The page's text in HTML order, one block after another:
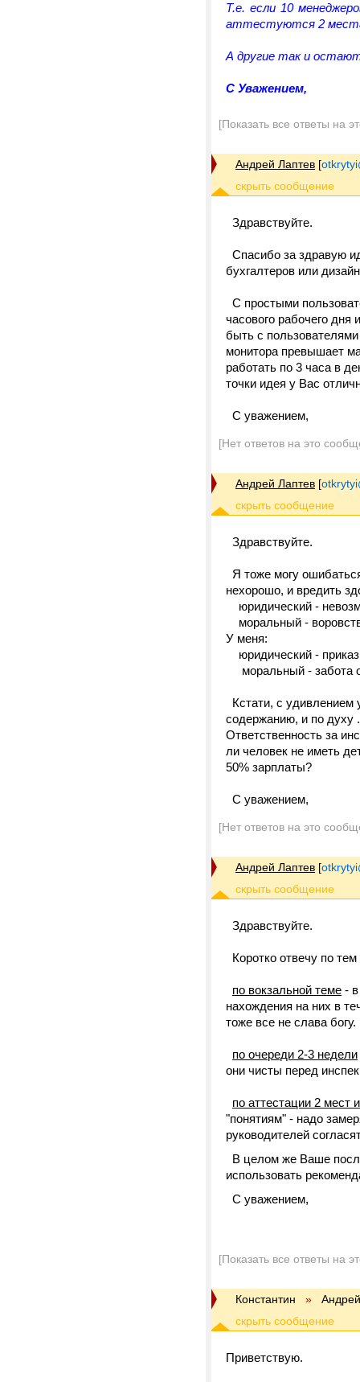
Т.е. если 10
аттестуются 2
А другие так и
C Уважением,
[Показать все ответы на
Андрей Лаптев [
Здравствуйте.
Спасибо за здравую
бухгалтеров или
С простыми
часового рабочего
быть с
монитора превышает
работать по 3 часа в
точки идея у Вас
С уважением,
[Нет ответов на это
Андрей Лаптев [
Здравствуйте.
Я тоже могу
нехорошо, и вредить
юридический -
моральный -
У меня:
юридический -
моральный - забота
Кстати, с удивлением
содержанию, и по духу
Ответственность за
ли человек не иметь
50% зарплаты?
С уважением,
[Нет ответов на это
Андрей Лаптев [
Здравствуйте.
Коротко отвечу по
по вокзальной теме -
нахождения на них в
тоже все не слава богу.
по очереди 2-3 недели
они чисты перед
по аттестации 2 мест
"понятиям" - надо
руководителей
В целом же Ваше
использовать
С уважением,
[Показать все ответы на
Константин »
Приветствую.